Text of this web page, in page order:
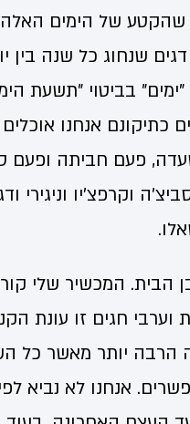
של הימים האלה
שנחוג כל שנה בין
בביטוי "תשעת
כתיקונם אנחנו
פעם חביתה ופעם
וקרפצ'יו וניגירי
הבית. המכשיר שלי
וערבי חגים זו עונת
הרבה יותר מאשר כל
אנחנו לא נביא